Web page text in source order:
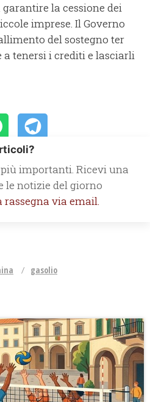
la cessione dei
imprese. Il Governo
del sostegno ter
a tenersi i crediti e lasciarli
importanti. Ricevi una
le notizie del giorno
via email.
gasolio